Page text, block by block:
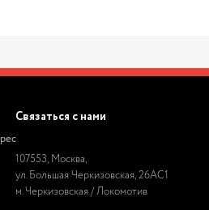
Связаться с нами
107553, Москва,
ул. Большая Черкизовская, 26АС1
м. Черкизовская / Локомотив